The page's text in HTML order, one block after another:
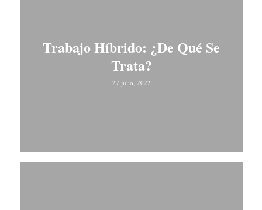
Trabajo Híbrido: ¿De Qué Se
Trata?
27 julio, 2022